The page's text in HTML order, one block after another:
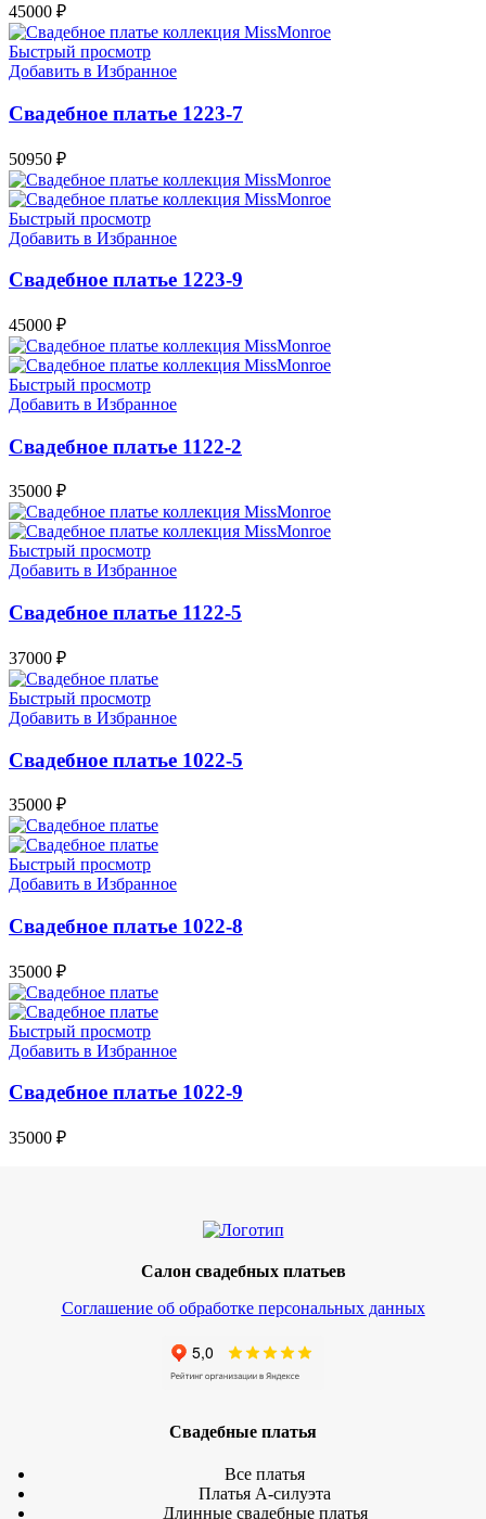
45000 ₽
Быстрый просмотр
Добавить в Избранное
Свадебное платье 1223-7
50950 ₽
Быстрый просмотр
Добавить в Избранное
Свадебное платье 1223-9
45000 ₽
Быстрый просмотр
Добавить в Избранное
Свадебное платье 1122-2
35000 ₽
Быстрый просмотр
Добавить в Избранное
Свадебное платье 1122-5
37000 ₽
Быстрый просмотр
Добавить в Избранное
Свадебное платье 1022-5
35000 ₽
Быстрый просмотр
Добавить в Избранное
Свадебное платье 1022-8
35000 ₽
Быстрый просмотр
Добавить в Избранное
Свадебное платье 1022-9
35000 ₽
Салон свадебных платьев
Соглашение об обработке персональных данных
Свадебные платья
Все платья
Платья А-силуэта
Длинные свадебные платья